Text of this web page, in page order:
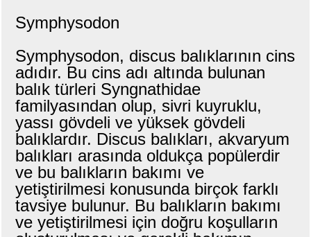
Symphysodon
Symphysodon, discus balıklarının cins
adıdır. Bu cins adı altında bulunan
balık türleri Syngnathidae
familyasından olup, sivri kuyruklu,
yassı gövdeli ve yüksek gövdeli
balıklardır. Discus balıkları, akvaryum
balıkları arasında oldukça popülerdir
ve bu balıkların bakımı ve
yetiştirilmesi konusunda birçok farklı
tavsiye bulunur. Bu balıkların bakımı
ve yetiştirilmesi için doğru koşulların